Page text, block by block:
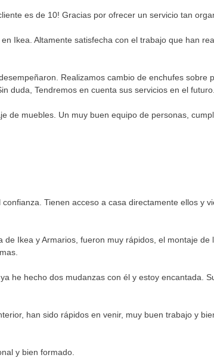
es de 10! Gracias por ofrecer un servicio tan
Ikea. Altamente satisfecha con el trabajo que han
Realizamos cambio de enchufes sobre
duda, Tendremos en cuenta sus servicios en el futuro.
de muebles. Un muy buen equipo de personas,
Tienen acceso a casa directamente ellos y
Ikea y Armarios, fueron muy rápidos, el montaje de
he hecho dos mudanzas con él y estoy encantada.
han sido rápidos en venir, muy buen trabajo y
y bien formado.